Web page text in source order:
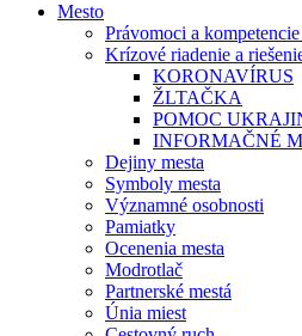
Mesto
Právomoci a kompetencie
Krízové riadenie a
KORONAVÍRUS
ŽLTAČKA
POMOC
INFORMAČNÉ
Dejiny mesta
Symboly mesta
Významné osobnosti
Pamiatky
Ocenenia mesta
Modrotlač
Partnerské mestá
Únia miest